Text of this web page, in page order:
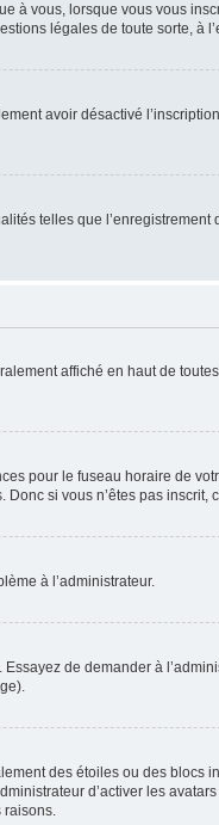
à vous, lorsque vous vous
légales de toute sorte, à
avoir désactivé
telles que
affiché en haut de
pour le fuseau horaire de
si vous n’êtes pas inscrit,
à l’administrateur.
de demander à
des étoiles ou des blocs
d’activer les
raisons.